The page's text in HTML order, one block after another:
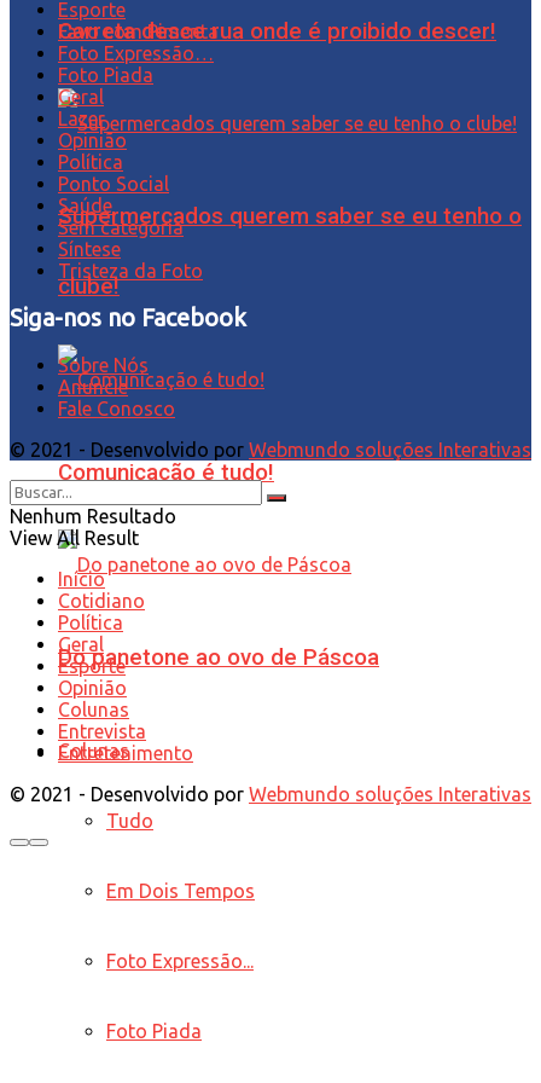
Carreta desce rua onde é proibido descer!
Supermercados querem saber se eu tenho o
clube!
Comunicação é tudo!
Do panetone ao ovo de Páscoa
Colunas
Tudo
Em Dois Tempos
Foto Expressão...
Foto Piada
Esporte
Favo com Pimenta
Foto Expressão…
Foto Piada
Geral
Lazer
Opinião
Política
Ponto Social
Saúde
Sem categoria
Síntese
Tristeza da Foto
Siga-nos no Facebook
Sobre Nós
Anuncie
Fale Conosco
© 2021 - Desenvolvido por Webmundo soluções Interativas
Nenhum Resultado
View All Result
Início
Cotidiano
Política
Geral
Esporte
Opinião
Colunas
Entrevista
Entretenimento
© 2021 - Desenvolvido por Webmundo soluções Interativas